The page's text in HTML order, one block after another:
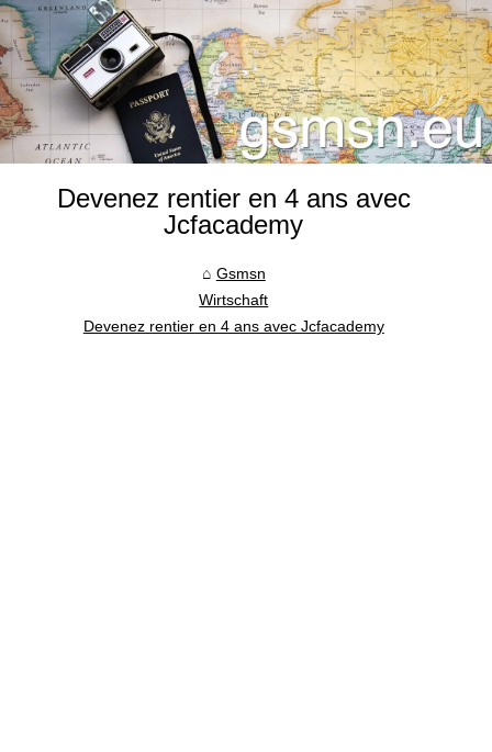
Devenez rentier en 4 ans avec
Jcfacademy
Gsmsn
Wirtschaft
Devenez rentier en 4 ans avec Jcfacademy